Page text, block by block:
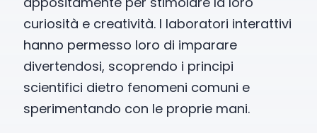
curiosità e creatività. I laboratori interattivi
hanno permesso loro di imparare
divertendosi, scoprendo i principi
scientifici dietro fenomeni comuni e
sperimentando con le proprie mani.